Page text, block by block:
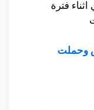
فترة
وحملت